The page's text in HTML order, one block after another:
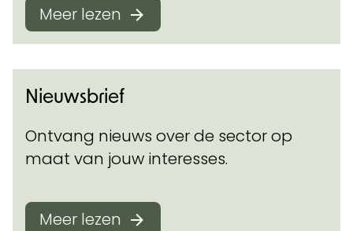
Meer lezen
Nieuwsbrief
Ontvang nieuws over de sector op
maat van jouw interesses.
Meer lezen